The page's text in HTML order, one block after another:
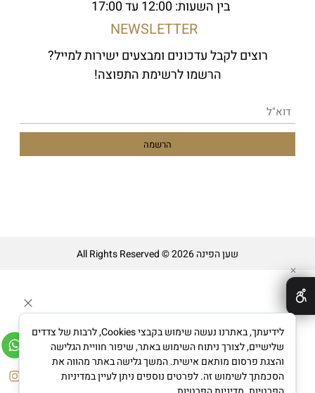
בין השעות: 12:00 עד 17:00
NEWSLETTER
רוצים לקבל עדכונים ומבצעים ישירות למייל?
הרשמו לרשימת התפוצה!
שען הפינה All Rights Reserved © 2026
בניית אתרים
✕
לידיעתך, באתרנו נעשה שימוש בקבצי Cookies, לרבות של צדדים
שלישיים, לצורך ניתוח השימוש באתר, שיפור חוויית הגלישה
והצגת פרסום מותאם אישית. המשך גלישה באתר מהווה את
הסכמתך לשימוש זה. לפרטים נוספים ניתן לעיין במדיניות